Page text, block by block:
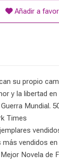
Añadir a
su propio
y la libertad
Mundial.
Times
vendidos en
Novela de